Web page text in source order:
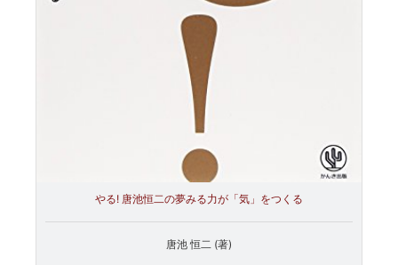
やる! 唐池恒二の夢みる力が「気」をつくる
唐池 恒二 (著)